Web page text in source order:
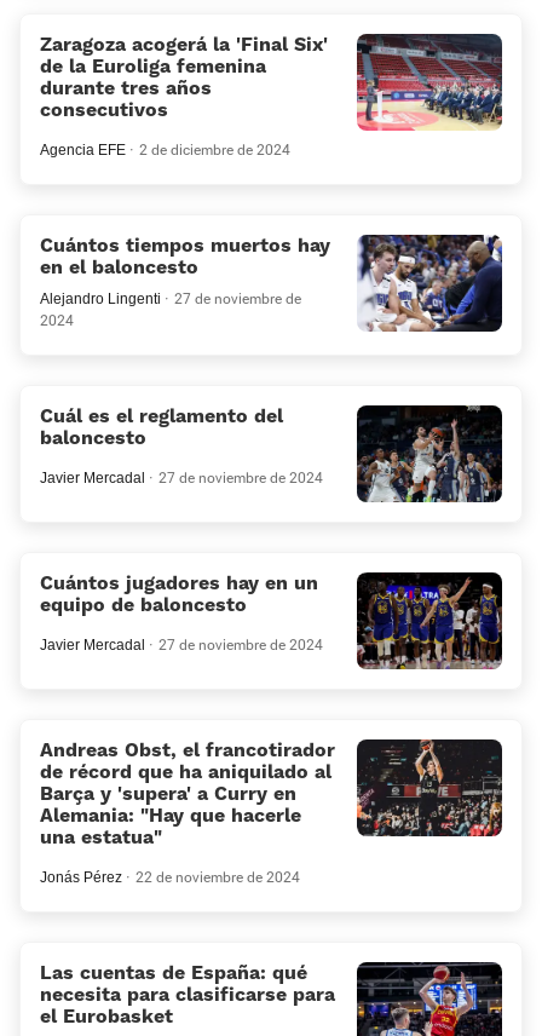
Zaragoza acogerá la 'Final Six'
de la Euroliga femenina
durante tres años
consecutivos
Agencia EFE 2 de diciembre de 2024
Cuántos tiempos muertos hay
en el baloncesto
Alejandro Lingenti
27 de noviembre de
2024
Cuál es el reglamento del
baloncesto
Javier Mercadal 27 de noviembre de 2024
Cuántos jugadores hay en un
equipo de baloncesto
Javier Mercadal 27 de noviembre de 2024
Andreas Obst, el francotirador
de récord que ha aniquilado al
Barça y 'supera' a Curry en
Alemania: «Hay que hacerle
una estatua»
Jonás Pérez 22 de noviembre de 2024
Las cuentas de España: qué
necesita para clasificarse para
el Eurobasket